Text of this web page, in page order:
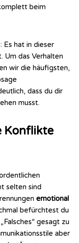
beim
Es hat in dieser
Um das Verhalten
wir die häufigsten,
dass du dir
musst.
Konflikte
selten sind
emotional
befürchtest du
gesagt zu
aber